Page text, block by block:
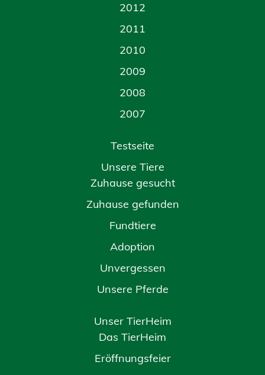
2012
2011
2010
2009
2008
2007
Testseite
Unsere Tiere
Zuhause gesucht
Zuhause gefunden
Fundtiere
Adoption
Unvergessen
Unsere Pferde
Unser TierHeim
Das TierHeim
Eröffnungsfeier